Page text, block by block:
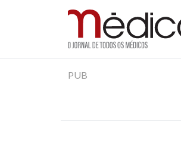
Jornal Médico
Médico – O Jornal de
PUB